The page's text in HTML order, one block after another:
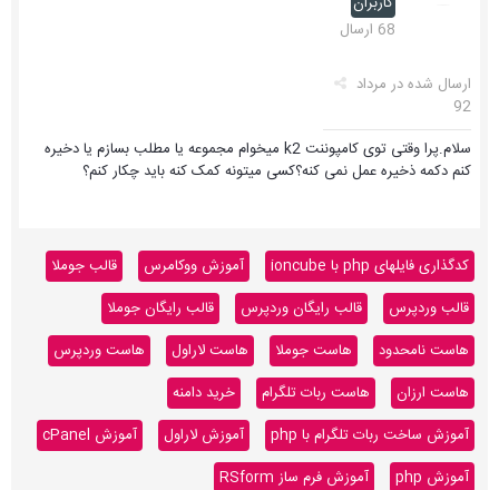
68 ارسال
ارسال شده در مرداد
92
سلام.پرا وقتی توی کامپوننت k2 میخوام مجموعه یا مطلب بسازم یا دخیره
کنم دکمه ذخیره عمل نمی کنه؟کسی میتونه کمک کنه باید چکار کنم؟
کدگذاری فایلهای php با ioncube آموزش ووکامرس
قالب جوملا
قالب وردپرس
قالب رایگان وردپرس
قالب رایگان جوملا
هاست نامحدود
هاست جوملا هاست لاراول
هاست وردپرس
هاست ارزان
هاست ربات تلگرام
خرید دامنه
آموزش ساخت ربات تلگرام با php
آموزش لاراول
آموزش cPanel
آموزش php
آموزش فرم ساز RSform